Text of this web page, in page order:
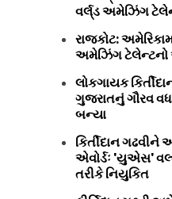
વર્લ્‌ડ અમેઝિંગ
રાજકોટ:
અમેઝિંગ ટેલેન્ટનો
લોકગાયક
ગુજરાતનું ગૌરવ
બન્યા
કિર્તીદાન
એવોર્ડઃ 'યુએસ'
તરીકે નિયુકિત